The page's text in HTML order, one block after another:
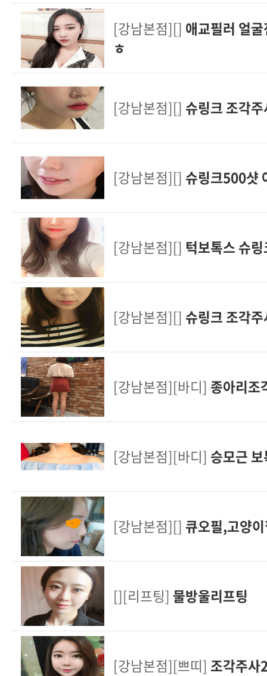
[강남본점][] 애교필러 얼
ㅎ
[강남본점][] 슈링크 조각
[강남본점][] 슈링크500샷
[강남본점][] 턱보톡스 슈
[강남본점][] 슈링크 조각
[강남본점][바디] 종아리조
[강남본점][바디] 승모근
[강남본점][] 큐오필,고양
[][리프팅] 물방울리프팅
[강남본점][쁘띠] 조각주사